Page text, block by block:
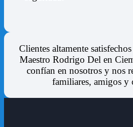
Clientes altamente
Maestro Rodrigo Del en
confían en nosotros y nos
familiares, amigos y